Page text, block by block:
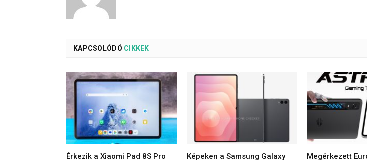
KAPCSOLÓDÓ CIKKEK
Érkezik a Xiaomi Pad 8S Pro
Képeken a Samsung Galaxy
Megérkezett